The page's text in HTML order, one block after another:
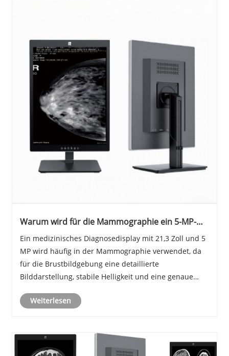
Warum wird für die Mammographie ein 5-MP-
Ein medizinisches Diagnosedisplay mit 21,3 Zoll und 5
MP wird häufig in der Mammographie verwendet, da
für die Brustbildgebung eine detaillierte
Bilddarstellung, stabile Helligkeit und eine genaue
der tatsächlichen Bildgebungsanforderungen hilft
Weiterlesen